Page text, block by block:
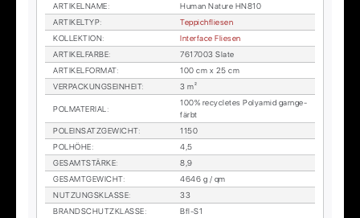
AR­TI­KEL­NA­ME:
Hu­man Na­tu­re HN810
AR­TI­KEL­TYP:
Tep­pich­flie­sen
KOL­LEK­TI­ON:
In­ter­face Flie­sen
AR­TI­KEL­FAR­BE:
7617003 Sla­te
AR­TI­KEL­FOR­MAT:
100 cm x 25 cm
VER­PA­CKUNGS­EIN­HEIT: 3 m²
POL­MA­TE­RI­AL :
100% re­cy­cle­tes Po­ly­amid garn­ge­
färbt
POL­EIN­SATZ­GE­WICHT:
1150
POL­HÖ­HE:
4,5
GE­SAMT­STÄR­KE:
8,9
GE­SAMT­GE­WICHT:
4646 g / qm
NUT­ZUNGS­KLAS­SE:
33
BRAND­SCHUTZ­KLAS­SE:
Bfl-S1